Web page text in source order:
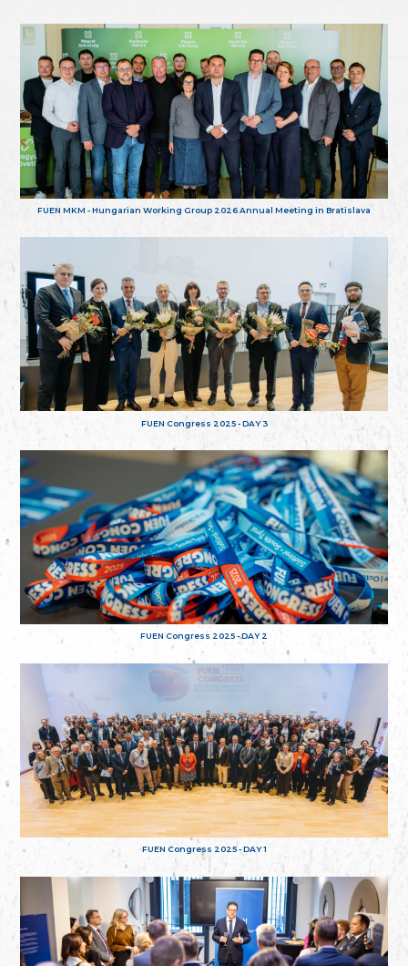
FUEN MKM - Hungarian Working Group 2026 Annual Meeting in Bratislava
FUEN Congress 2025 - DAY 3
FUEN Congress 2025 - DAY 2
FUEN Congress 2025 - DAY 1